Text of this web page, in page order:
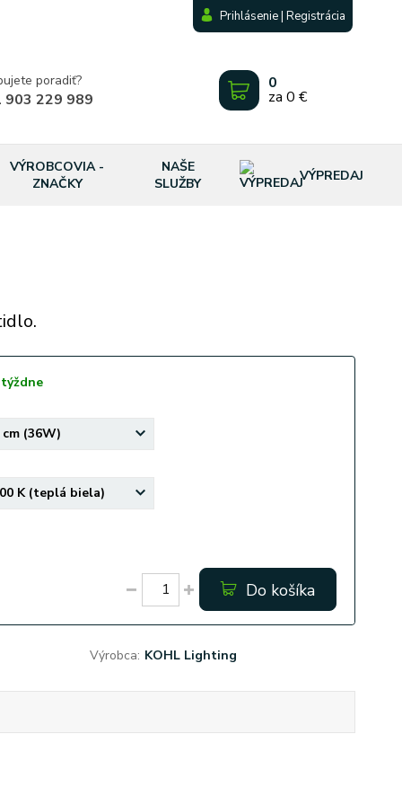
Prihlásenie | Registrácia
poradiť?
903 229 989
0
za 0 €
VÝROBCOVIA -
ZNAČKY
NAŠE
SLUŽBY
VÝPREDAJ
Do košíka
Výrobca: KOHL Lighting